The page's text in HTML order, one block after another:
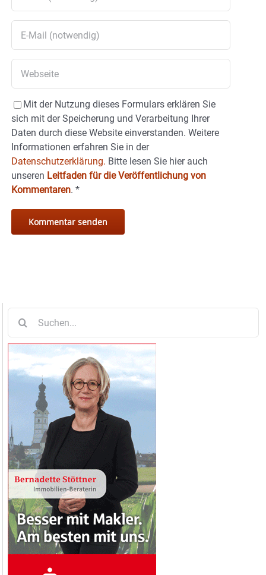
Mit der Nutzung dieses Formulars erklären Sie
sich mit der Speicherung und Verarbeitung Ihrer
Daten durch diese Website einverstanden. Weitere
Informationen erfahren Sie in der
Datenschutzerklärung. Bitte lesen Sie hier auch
unseren Leitfaden für die Veröffentlichung von
Kommentaren. *
nach: